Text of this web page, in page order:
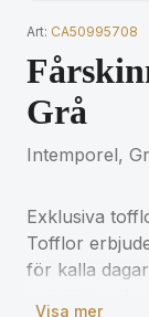
Art: CA50995708
Grå
Intemporel,
Exklusiva
Tofflor
för kalla
Visa mer